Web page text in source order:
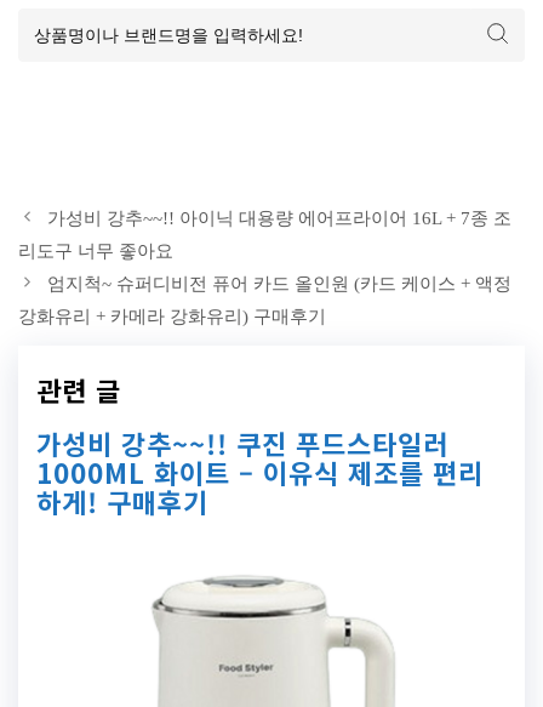
가성비 강추~~!! 아이닉 대용량 에어프라이어 16L + 7종 조
리도구 너무 좋아요
엄지척~ 슈퍼디비전 퓨어 카드 올인원 (카드 케이스 + 액정
강화유리 + 카메라 강화유리) 구매후기
관련 글
가성비 강추~~!! 쿠진 푸드스타일러
1000ML 화이트 – 이유식 제조를 편리
하게! 구매후기